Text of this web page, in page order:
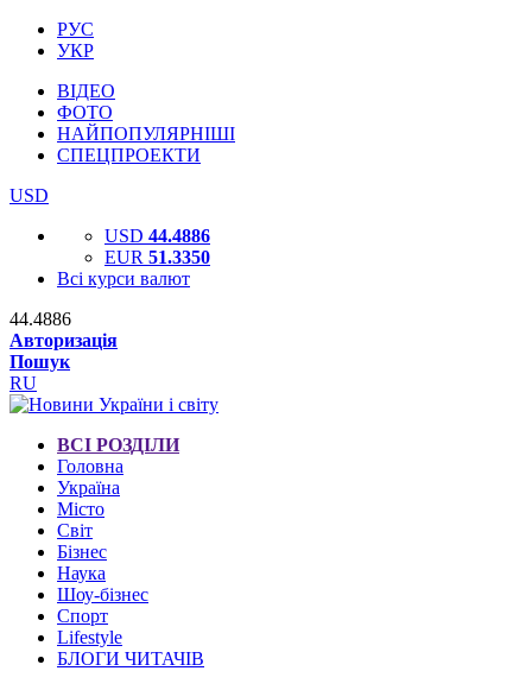
РУС
УКР
ВІДЕО
ФОТО
НАЙПОПУЛЯРНІШІ
СПЕЦПРОЕКТИ
USD
USD 44.4886
EUR 51.3350
Всі курси валют
44.4886
Авторизація
Пошук
RU
ВСІ РОЗДІЛИ
Головна
Україна
Місто
Світ
Бізнес
Наука
Шоу-бізнес
Спорт
Lifestyle
БЛОГИ ЧИТАЧІВ